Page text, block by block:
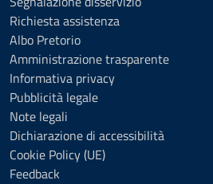
Richiesta assistenza
Albo Pretorio
Amministrazione trasparente
Informativa privacy
Pubblicità legale
Note legali
Dichiarazione di accessibilità
Cookie Policy (UE)
Feedback